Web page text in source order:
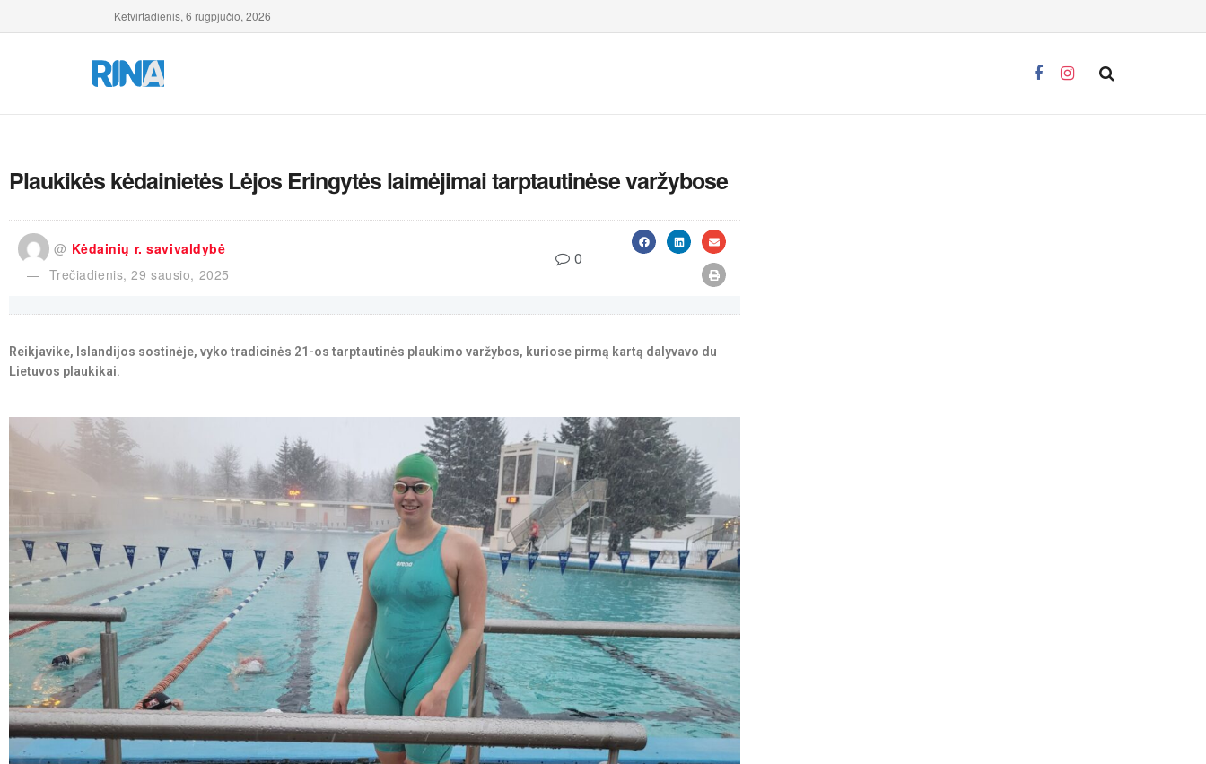
Ketvirtadienis, 6 rugpjūčio, 2026
Plaukikės kėdainietės Lėjos Eringytės laimėjimai tarptautinėse varžybose
@ Kėdainių r. savivaldybė
Trečiadienis, 29 sausio, 2025
0
Reikjavike, Islandijos sostinėje, vyko tradicinės 21-os tarptautinės plaukimo varžybos, kuriose pirmą kartą dalyvavo du
Lietuvos plaukikai.